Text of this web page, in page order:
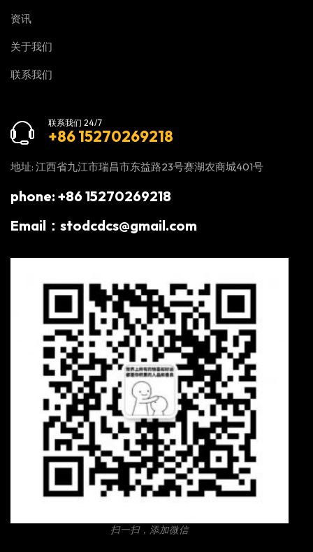
资讯
关于我们
联系我们
联系我们 24/7
+86 15270269218
地址: 江西省九江市瑞昌市东益路23号赛湖农商城401号
phone: +86 15270269218
Email：stodcdcs@gmail.com
扫一扫，添加微信